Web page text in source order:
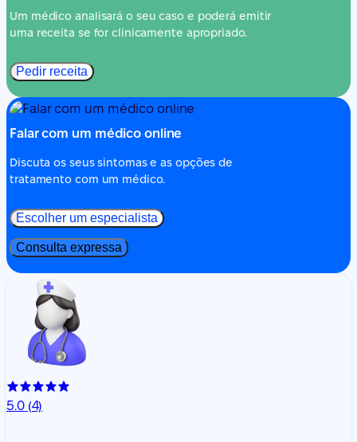
Um médico analisará o seu caso e poderá emitir
uma receita se for clinicamente apropriado.
Pedir receita
Falar com um médico online
Discuta os seus sintomas e as opções de
tratamento com um médico.
Escolher um especialista
Consulta expressa
5.0 (4)